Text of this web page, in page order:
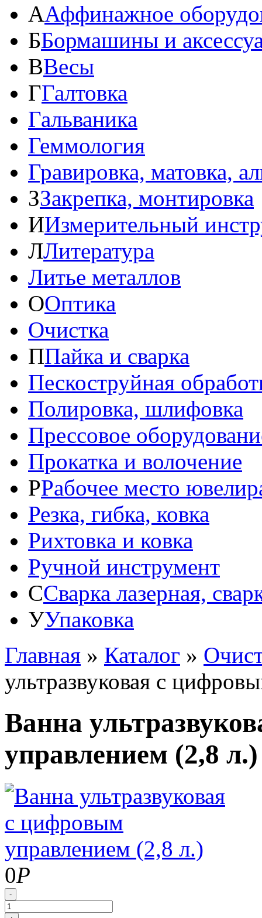
ААффинажное
ББормашины и
ВВесы
ГГалтовка
Гальваника
Геммология
Гравировка, матовка,
ЗЗакрепка, монтировка
ИИзмерительный
ЛЛитература
Литье металлов
ООптика
Очистка
ППайка и сварка
Пескоструйная
Полировка, шлифовка
Прессовое
Прокатка и волочение
РРабочее место
Резка, гибка, ковка
Рихтовка и ковка
Ручной инструмент
ССварка лазерная,
УУпаковка
Главная » Каталог »
ультразвуковая с
Ванна
управлением (2,8 л.)
0Р
-